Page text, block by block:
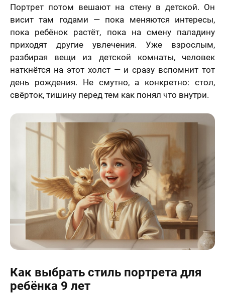
Портрет потом вешают на стену в детской. Он
висит там годами — пока меняются интересы,
пока ребёнок растёт, пока на смену паладину
приходят другие увлечения. Уже взрослым,
разбирая вещи из детской комнаты, человек
наткнётся на этот холст — и сразу вспомнит тот
день рождения. Не смутно, а конкретно: стол,
свёрток, тишину перед тем как понял что внутри.
Как выбрать стиль портрета для
ребёнка 9 лет